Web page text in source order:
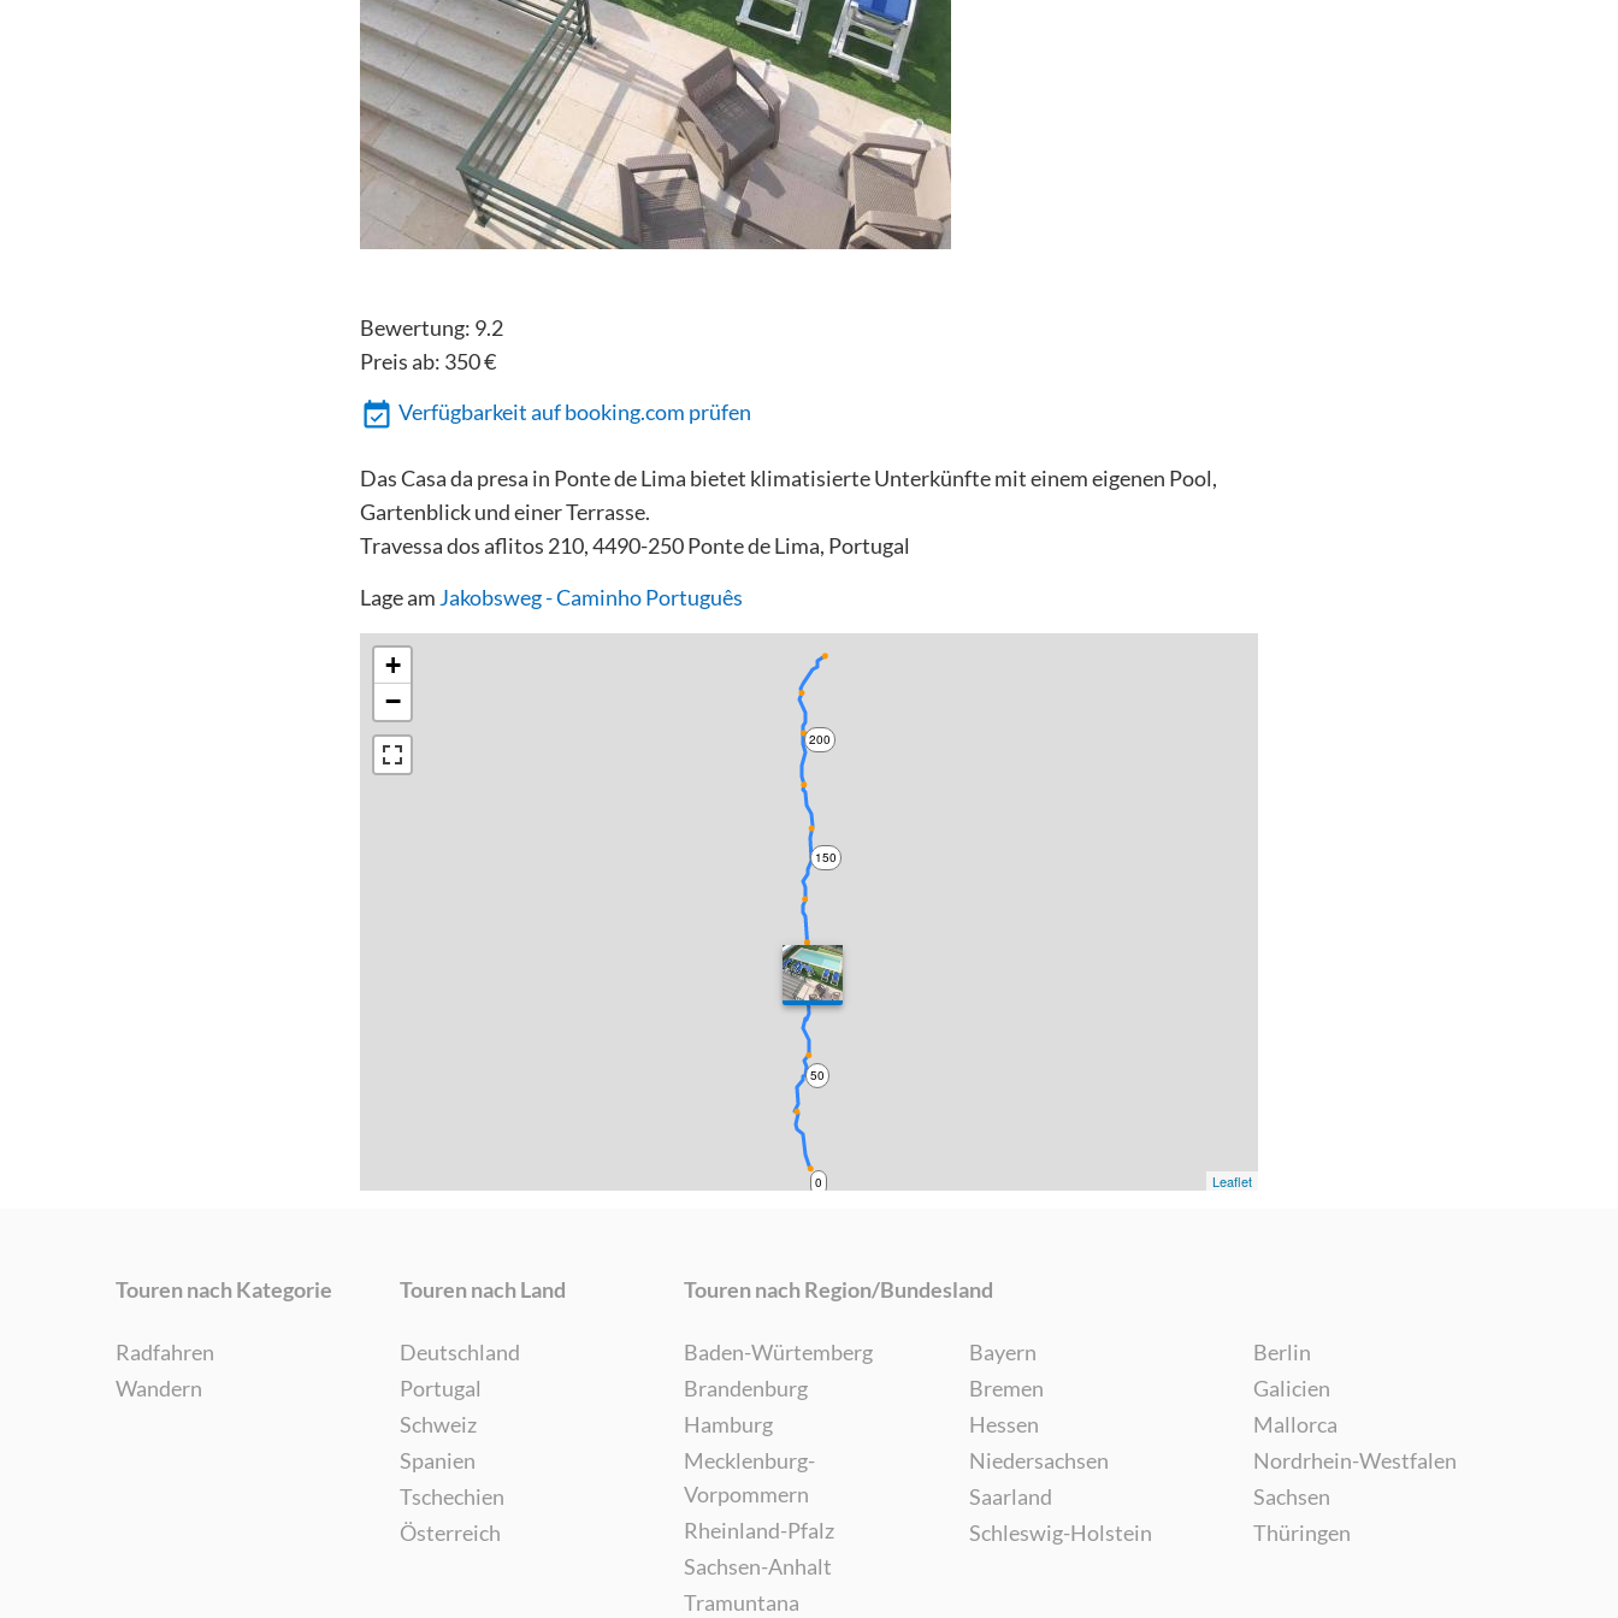
Bewertung: 9.2
Preis ab: 350€
Verfügbarkeit auf booking.com prüfen
Das Casa da presa in Ponte de Lima bietet klimatisierte Unterkünfte mit einem eigenen Pool,
Gartenblick und einer Terrasse.
Travessa dos aflitos 210, 4490-250 Ponte de Lima, Portugal
Lage am Jakobsweg - Caminho Português
0
50
100
150
200
+
−
Leaflet
Touren nach Kategorie
Radfahren
Wandern
Touren nach Land
Deutschland
Portugal
Schweiz
Spanien
Tschechien
Österreich
Touren nach Region/Bundesland
Baden-Würtemberg
Brandenburg
Hamburg
Mecklenburg-
Vorpommern
Rheinland-Pfalz
Sachsen-Anhalt
Tramuntana
Bayern
Bremen
Hessen
Niedersachsen
Saarland
Schleswig-Holstein
Berlin
Galicien
Mallorca
Nordrhein-Westfalen
Sachsen
Thüringen